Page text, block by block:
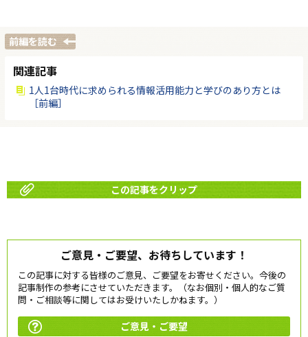
前編を読む
関連記事
1人1台時代に求められる情報活用能力と学びのあり方とは
［前編］
この記事をクリップ
ご意見・ご要望、お待ちしています！
この記事に対する皆様のご意見、ご要望をお寄せください。今後の
記事制作の参考にさせていただきます。（なお個別・個人的なご質
問・ご相談等に関してはお受けいたしかねます。）
ご意見・ご要望